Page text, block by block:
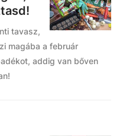
tavasz,
magába a február
addig van bőven